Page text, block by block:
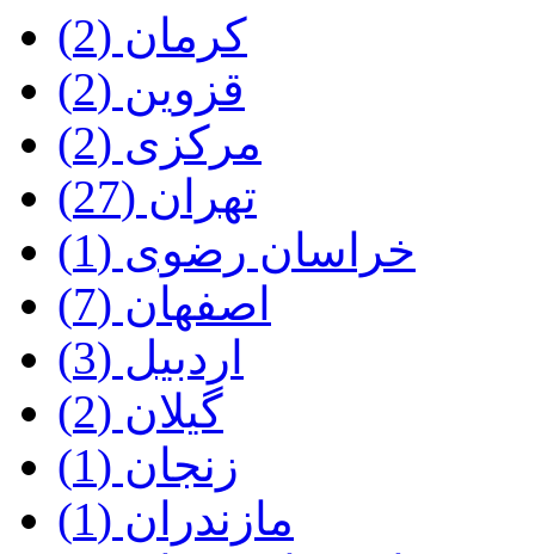
کرمان‌ (2)
قزوین‌ (2)
مرکزی‌ (2)
تهران‌ (27)
خراسان‌ رضوی (1)
اصفهان‌ (7)
اردبیل‌ (3)
گیلان‌ (2)
زنجان‌ (1)
مازندران‌ (1)